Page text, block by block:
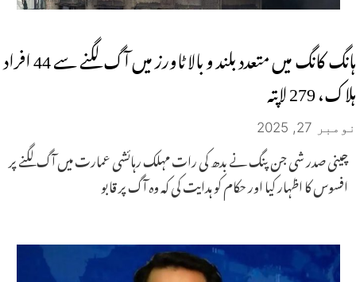
ہانگ کانگ میں متعدد بلند و بالا ٹاورز میں آگ لگنے سے 44 افراد
ہلاک، 279 لاپتہ
نومبر 27, 2025
چینی صدر شی جن پنگ نے بدھ کی رات مہلک رہائشی عمارت میں آگ لگنے پر
افسوس کا اظہار کیا اور حکام کو ہدایت کی کہ وہ آگ پر قابو